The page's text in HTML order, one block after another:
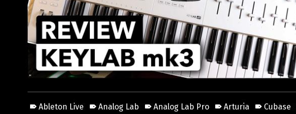
Ableton Live Analog Lab Analog Lab Pro Arturia Cubase